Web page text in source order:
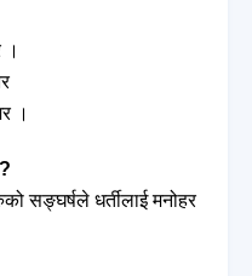
।
।
सङ्घर्षले धर्तीलाई मनोहर